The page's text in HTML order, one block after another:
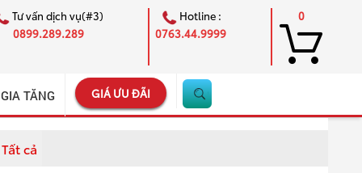
Tư vấn dịch vụ(#3)
0899.289.289
Hotline :
0763.44.9999
0
TĂNG GIÁ ƯU ĐÃI
cả